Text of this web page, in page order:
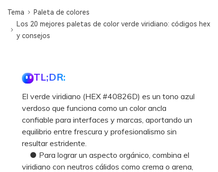
Tema
Paleta de colores
Los 20 mejores paletas de color verde viridiano: códigos hex
y consejos
TL;DR:
El verde viridiano (HEX #40826D) es un tono azul
verdoso que funciona como un color ancla
confiable para interfaces y marcas, aportando un
equilibrio entre frescura y profesionalismo sin
resultar estridente.
● Para lograr un aspecto orgánico, combina el
viridiano con neutros cálidos como crema o arena,